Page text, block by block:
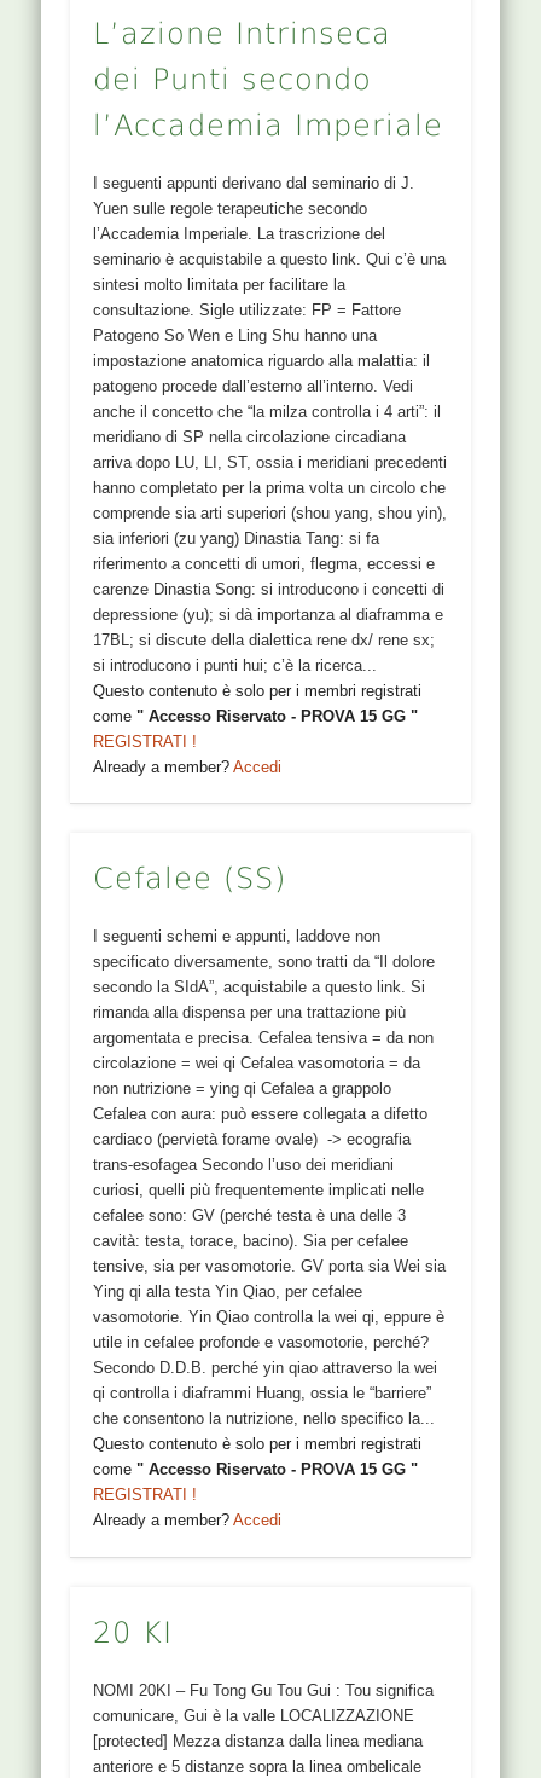
L’azione Intrinseca
dei Punti secondo
l’Accademia Imperiale
I seguenti appunti derivano dal seminario di J.
Yuen sulle regole terapeutiche secondo
l’Accademia Imperiale. La trascrizione del
seminario è acquistabile a questo link. Qui c’è una
sintesi molto limitata per facilitare la
consultazione. Sigle utilizzate: FP = Fattore
Patogeno So Wen e Ling Shu hanno una
impostazione anatomica riguardo alla malattia: il
patogeno procede dall’esterno all’interno. Vedi
anche il concetto che “la milza controlla i 4 arti”: il
meridiano di SP nella circolazione circadiana
arriva dopo LU, LI, ST, ossia i meridiani precedenti
hanno completato per la prima volta un circolo che
comprende sia arti superiori (shou yang, shou yin),
sia inferiori (zu yang) Dinastia Tang: si fa
riferimento a concetti di umori, flegma, eccessi e
carenze Dinastia Song: si introducono i concetti di
depressione (yu); si dà importanza al diaframma e
17BL; si discute della dialettica rene dx/ rene sx;
si introducono i punti hui; c’è la ricerca...
Questo contenuto è solo per i membri registrati
come" Accesso Riservato - PROVA 15 GG "
REGISTRATI !
Already a member?Accedi
Cefalee (SS)
I seguenti schemi e appunti, laddove non
specificato diversamente, sono tratti da “Il dolore
secondo la SIdA”, acquistabile a questo link. Si
rimanda alla dispensa per una trattazione più
argomentata e precisa. Cefalea tensiva = da non
circolazione = wei qi Cefalea vasomotoria = da
non nutrizione = ying qi Cefalea a grappolo
Cefalea con aura: può essere collegata a difetto
cardiaco (pervietà forame ovale) -> ecografia
trans-esofagea Secondo l’uso dei meridiani
curiosi, quelli più frequentemente implicati nelle
cefalee sono: GV (perché testa è una delle 3
cavità: testa, torace, bacino). Sia per cefalee
tensive, sia per vasomotorie. GV porta sia Wei sia
Ying qi alla testa Yin Qiao, per cefalee
vasomotorie. Yin Qiao controlla la wei qi, eppure è
utile in cefalee profonde e vasomotorie, perché?
Secondo D.D.B. perché yin qiao attraverso la wei
qi controlla i diaframmi Huang, ossia le “barriere”
che consentono la nutrizione, nello specifico la...
Questo contenuto è solo per i membri registrati
come" Accesso Riservato - PROVA 15 GG "
REGISTRATI !
Already a member?Accedi
20 KI
NOMI 20KI – Fu Tong Gu Tou Gui : Tou significa
comunicare, Gui è la valle LOCALIZZAZIONE
[protected] Mezza distanza dalla linea mediana
anteriore e 5 distanze sopra la linea ombelicale